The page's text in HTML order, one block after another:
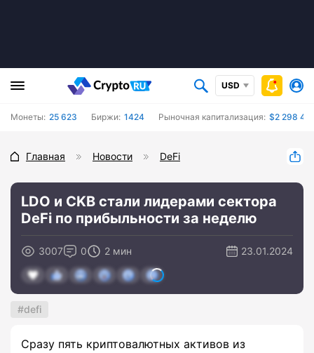
USD
Монеты: 25 623 Биржи: 1424 Рыночная капитализация: $2 298
Главная Новости DeFi
LDO и CKB стали лидерами сектора
DeFi по прибыльности за неделю
3007 0 2 мин 23.01.2024
defi
Сразу пять криптовалютных активов из